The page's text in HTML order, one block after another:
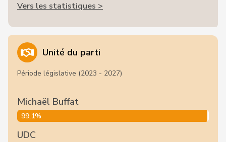
Vers les statistiques >
Unité du parti
Période législative (2023 - 2027)
Michaël Buffat
99,1%
UDC